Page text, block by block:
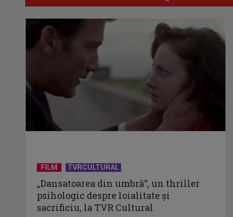
FILM TVRCULTURAL
„Dansatoarea din umbră”, un thriller
psihologic despre loialitate și
sacrificiu, la TVR Cultural